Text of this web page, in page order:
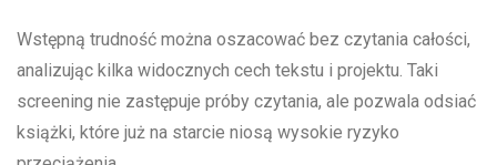
Wstępną trudność można oszacować bez czytania całości,
analizując kilka widocznych cech tekstu i projektu. Taki
screening nie zastępuje próby czytania, ale pozwala odsiać
książki, które już na starcie niosą wysokie ryzyko